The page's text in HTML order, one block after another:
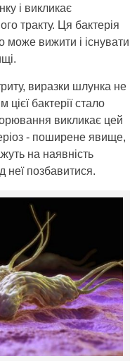
і викликає
тракту. Ця бактерія
може вижити і існувати
виразки шлунка не
бактерії стало
викликає цей
- поширене явище,
на наявність
неї позбавитися.